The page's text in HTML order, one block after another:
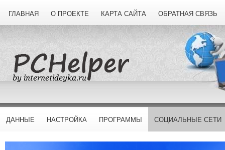
ГЛАВНАЯ О ПРОЕКТЕ КАРТА САЙТА ОБРАТНАЯ СВЯЗЬ
ДАННЫЕ НАСТРОЙКА ПРОГРАММЫ СОЦИАЛЬНЫЕ СЕТИ